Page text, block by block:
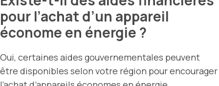
pour l’achat d’un appareil
économe en énergie ?
Oui, certaines aides gouvernementales peuvent
être disponibles selon votre région pour encourager